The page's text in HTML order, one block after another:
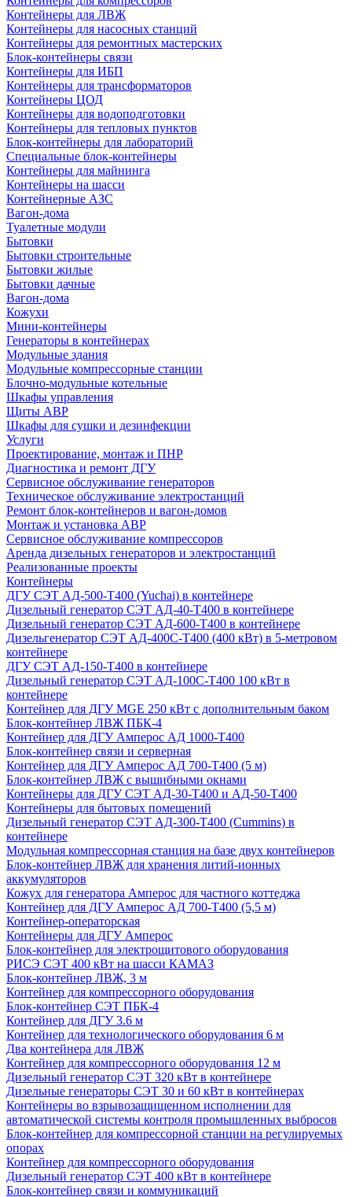
Контейнеры для ЛВЖ
Контейнеры для насосных станций
Контейнеры для ремонтных мастерских
Блок-контейнеры связи
Контейнеры для ИБП
Контейнеры для трансформаторов
Контейнеры ЦОД
Контейнеры для водоподготовки
Контейнеры для тепловых пунктов
Блок-контейнеры для лабораторий
Специальные блок-контейнеры
Контейнеры для майнинга
Контейнеры на шасси
Контейнерные АЗС
Вагон-дома
Туалетные модули
Бытовки
Бытовки строительные
Бытовки жилые
Бытовки дачные
Вагон-дома
Кожухи
Мини-контейнеры
Генераторы в контейнерах
Модульные здания
Модульные компрессорные станции
Блочно-модульные котельные
Шкафы управления
Щиты АВР
Шкафы для сушки и дезинфекции
Услуги
Проектирование, монтаж и ПНР
Диагностика и ремонт ДГУ
Сервисное обслуживание генераторов
Техническое обслуживание электростанций
Ремонт блок-контейнеров и вагон-домов
Монтаж и установка АВР
Сервисное обслуживание компрессоров
Аренда дизельных генераторов и электростанций
Реализованные проекты
Контейнеры
ДГУ СЭТ АД-500-Т400 (Yuchai) в контейнере
Дизельный генератор СЭТ АД-40-Т400 в контейнере
Дизельный генератор СЭТ АД-600-Т400 в контейнере
Дизельгенератор СЭТ АД-400С-Т400 (400 кВт) в 5-метровом
контейнере
ДГУ СЭТ АД-150-Т400 в контейнере
Дизельный генератор СЭТ АД-100С-Т400 100 кВт в
контейнере
Контейнер для ДГУ MGE 250 кВт с дополнительным баком
Блок-контейнер ЛВЖ ПБК-4
Контейнер для ДГУ Амперос АД 1000-Т400
Блок-контейнер связи и серверная
Контейнер для ДГУ Амперос АД 700-Т400 (5 м)
Блок-контейнер ЛВЖ с вышибными окнами
Контейнеры для ДГУ СЭТ АД-30-Т400 и АД-50-Т400
Контейнеры для бытовых помещений
Дизельный генератор СЭТ АД-300-Т400 (Cummins) в
контейнере
Модульная компрессорная станция на базе двух контейнеров
Блок-контейнер ЛВЖ для хранения литий-ионных
аккумуляторов
Кожух для генератора Амперос для частного коттеджа
Контейнер для ДГУ Амперос АД 700-Т400 (5,5 м)
Контейнер-операторская
Контейнеры для ДГУ Амперос
Блок-контейнер для электрощитового оборудования
РИСЭ СЭТ 400 кВт на шасси КАМАЗ
Блок-контейнер ЛВЖ, 3 м
Контейнер для компрессорного оборудования
Блок-контейнер СЭТ ПБК-4
Контейнер для ДГУ 3.6 м
Контейнер для технологического оборудования 6 м
Два контейнера для ЛВЖ
Контейнер для компрессорного оборудования 12 м
Дизельный генератор СЭТ 320 кВт в контейнере
Дизельные генераторы СЭТ 30 и 60 кВт в контейнерах
Контейнеры во взрывозащищенном исполнении для
автоматической системы контроля промышленных выбросов
Блок-контейнер для компрессорной станции на регулируемых
опорах
Контейнер для компрессорного оборудования
Дизельный генератор СЭТ 400 кВт в контейнере
Блок-контейнер связи и коммуникаций